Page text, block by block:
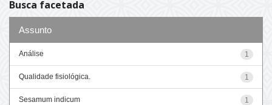
Busca facetada
Assunto
1
Análise
1
Qualidade fisiológica.
1
Sesamum indicum